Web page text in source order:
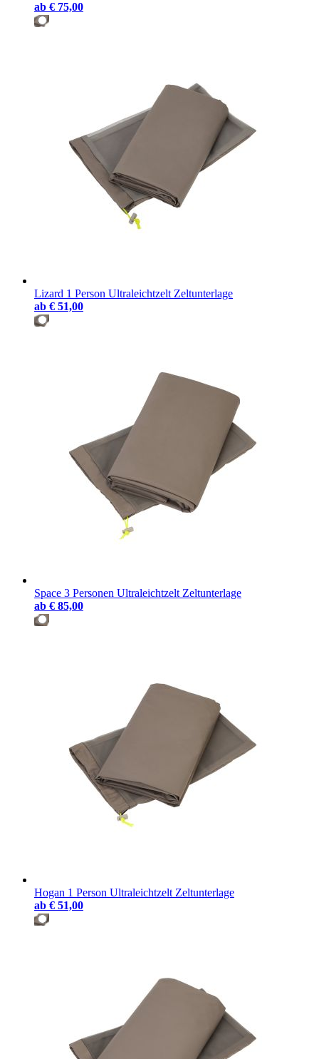
ab € 75,00
Lizard 1 Person Ultraleichtzelt Zeltunterlage
ab € 51,00
Space 3 Personen Ultraleichtzelt Zeltunterlage
ab € 85,00
Hogan 1 Person Ultraleichtzelt Zeltunterlage
ab € 51,00